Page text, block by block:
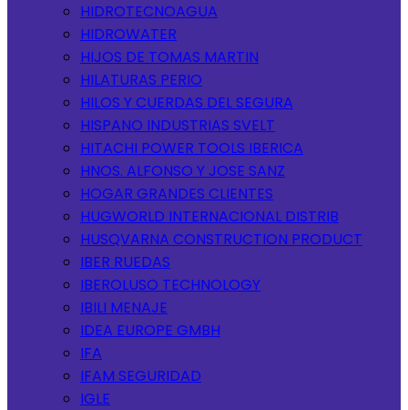
HIDROTECNOAGUA
HIDROWATER
HIJOS DE TOMAS MARTIN
HILATURAS PERIO
HILOS Y CUERDAS DEL SEGURA
HISPANO INDUSTRIAS SVELT
HITACHI POWER TOOLS IBERICA
HNOS. ALFONSO Y JOSE SANZ
HOGAR GRANDES CLIENTES
HUGWORLD INTERNACIONAL DISTRIB
HUSQVARNA CONSTRUCTION PRODUCT
IBER RUEDAS
IBEROLUSO TECHNOLOGY
IBILI MENAJE
IDEA EUROPE GMBH
IFA
IFAM SEGURIDAD
IGLE